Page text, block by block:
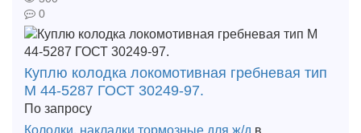
0
Куплю колодка локомотивная гребневая тип
М 44-5287 ГОСТ 30249-97.
По запросу
Колодки, накладки тормозные для ж/д в